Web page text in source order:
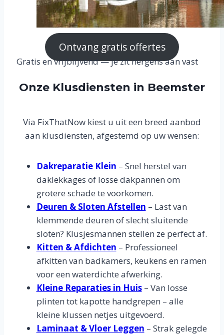
Ontvang gratis offertes
Gratis en vrijblijvend — je zit nergens aan vast
Onze Klusdiensten in Beemster
Via FixThatNow kiest u uit een breed aanbod
aan klusdiensten, afgestemd op uw wensen:
Dakreparatie Klein – Snel herstel van
daklekkages of losse dakpannen om
grotere schade te voorkomen.
Deuren & Sloten Afstellen – Last van
klemmende deuren of slecht sluitende
sloten? Klusjesmannen stellen ze perfect af.
Kitten & Afdichten – Professioneel
afkitten van badkamers, keukens en ramen
voor een waterdichte afwerking.
Kleine Reparaties in Huis– Van losse
plinten tot kapotte handgrepen – alle
kleine klussen netjes uitgevoerd.
Laminaat & Vloer Leggen – Strak gelegde